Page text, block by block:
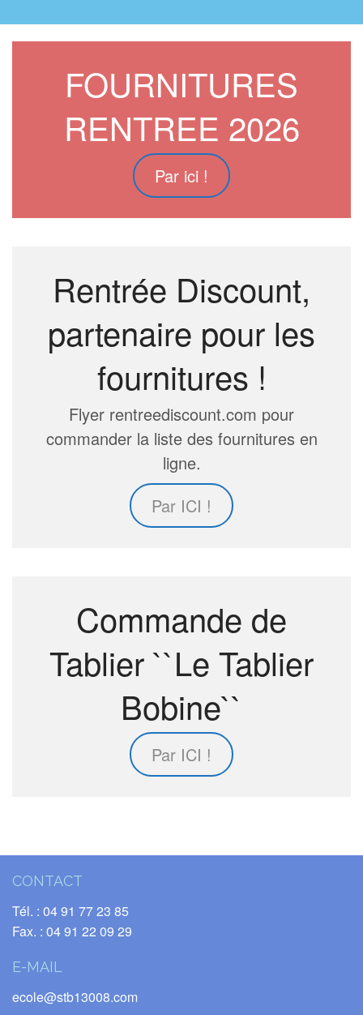
FOURNITURES
RENTREE 2026
Par ici !
Rentrée Discount,
partenaire pour les
fournitures !
Flyer rentreediscount.com pour
commander la liste des fournitures en
ligne.
Par ICI !
Commande de
Tablier ``Le Tablier
Bobine``
Par ICI !
CONTACT
Tél. : 04 91 77 23 85
Fax. : 04 91 22 09 29
E-MAIL
ecole@stb13008.com